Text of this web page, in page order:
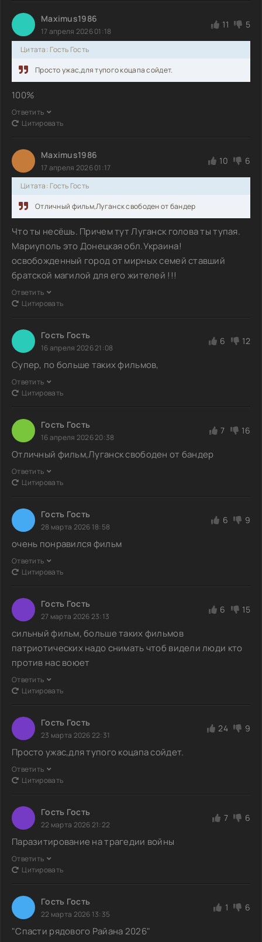
Maximus1986
17 апреля 2026 01:18
11 5
Цитата: Гость Гость
Просто ужас,для тупого коцапа сойдет.
100%
Ответить
Цитировать
Maximus1986
17 апреля 2026 01:17
10 6
Цитата: Гость Гость
Отличный фильм,Луганск свободен от бандер
Что ты несёшь. Причем тут Луганск голова ты тупая.
Мариуполь это Донецкая обл.Украина!
освобожденный город от мирных семей ставший
братской магилой для его жителей !!!
Ответить
Цитировать
Гость Гость
16 апреля 2026 21:08
6 12
Супер, по больше таких фильмов,
Ответить
Цитировать
Гость Гость
16 апреля 2026 20:38
7 16
Отличный фильм,Луганск свободен от бандер
Ответить
Цитировать
Гость Гость
28 марта 2026 18:58
6 9
очень понравился фильм
Ответить
Цитировать
Гость Гость
27 марта 2026 23:13
6 15
сильный фильм, больше таких фильмов
патриотических надо снимать чтоб видели люди кто
против нас воюет
Ответить
Цитировать
Гость Гость
23 марта 2026 22:31
24 9
Просто ужас,для тупого коцапа сойдет.
Ответить
Цитировать
Гость Гость
22 марта 2026 21:22
7 6
Паразитирование на трагедии войны
Ответить
Цитировать
Гость Гость
22 марта 2026 13:35
1 6
"Спасти рядового Райана 2026"